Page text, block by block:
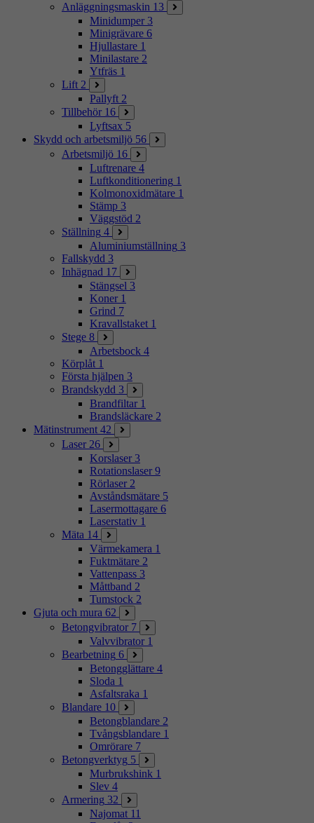
Anläggningsmaskin 13
Minidumper 3
Minigrävare 6
Hjullastare 1
Minilastare 2
Ytfräs 1
Lift 2
Pallyft 2
Tillbehör 16
Lyftsax 5
Skydd och arbetsmiljö 56
Arbetsmiljö 16
Luftrenare 4
Luftkonditionering 1
Kolmonoxidmätare 1
Stämp 3
Väggstöd 2
Ställning 4
Aluminiumställning 3
Fallskydd 3
Inhägnad 17
Stängsel 3
Koner 1
Grind 7
Kravallstaket 1
Stege 8
Arbetsbock 4
Körplåt 1
Första hjälpen 3
Brandskydd 3
Brandfiltar 1
Brandsläckare 2
Mätinstrument 42
Laser 26
Korslaser 3
Rotationslaser 9
Rörlaser 2
Avståndsmätare 5
Lasermottagare 6
Laserstativ 1
Mäta 14
Värmekamera 1
Fuktmätare 2
Vattenpass 3
Måttband 2
Tumstock 2
Gjuta och mura 62
Betongvibrator 7
Valvvibrator 1
Bearbetning 6
Betongglättare 4
Sloda 1
Asfaltsraka 1
Blandare 10
Betongblandare 2
Tvångsblandare 1
Omrörare 7
Betongverktyg 5
Murbrukshink 1
Slev 4
Armering 32
Najomat 11